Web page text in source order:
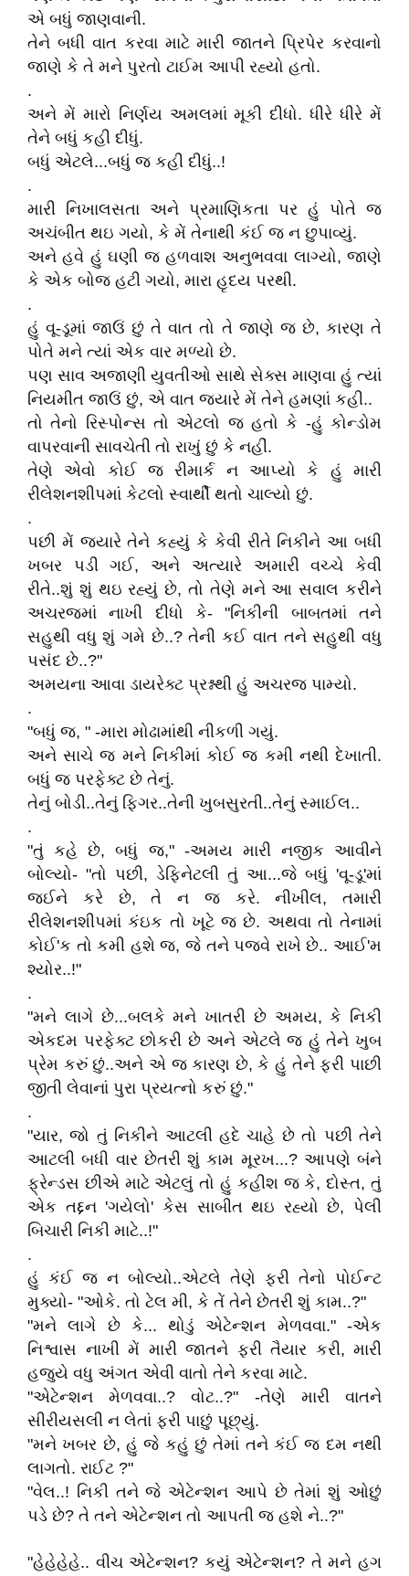
એ બધું જાણવાની.
તેને બધી વાત કરવા માટે મારી જાતને પ્રિપેર કરવાનો
જાણે કે તે મને પુરતો ટાઈમ આપી રહ્યો હતો.
.
અને મેં મારો નિર્ણય અમલમાં મૂકી દીધો. ધીરે ધીરે મેં
તેને બધું કહી દીધું.
બધું એટલે...બધું જ કહી દીધું..!
.
મારી નિખાલસતા અને પ્રમાણિકતા પર હું પોતે જ
અચંબીત થઇ ગયો, કે મેં તેનાથી કંઈ જ ન છુપાવ્યું.
અને હવે હું ઘણી જ હળવાશ અનુભવવા લાગ્યો, જાણે
કે એક બોજ હટી ગયો, મારા હૃદય પરથી.
.
હું વૂ-ડૂમાં જાઉં છું તે વાત તો તે જાણે જ છે, કારણ તે
પોતે મને ત્યાં એક વાર મળ્યો છે.
પણ સાવ અજાણી યુવતીઓ સાથે સેક્સ માણવા હું ત્યાં
નિયમીત જાઉં છું, એ વાત જ્યારે મેં તેને હમણાં કહી..
તો તેનો રિસ્પોન્સ તો એટલો જ હતો કે -હું કોન્ડોમ
વાપરવાની સાવચેતી તો રાખું છું કે નહીં.
તેણે એવો કોઈ જ રીમાર્ક ન આપ્યો કે હું મારી
રીલેશનશીપમાં કેટલો સ્વાર્થી થતો ચાલ્યો છું.
.
પછી મેં જયારે તેને કહ્યું કે કેવી રીતે નિકીને આ બધી
ખબર પડી ગઈ, અને અત્યારે અમારી વચ્ચે કેવી
રીતે..શું શું થઇ રહ્યું છે, તો તેણે મને આ સવાલ કરીને
અચરજમાં નાખી દીધો કે- "નિકીની બાબતમાં તને
સહુથી વધુ શું ગમે છે..? તેની કઈ વાત તને સહુથી વધુ
પસંદ છે..?"
અમયના આવા ડાયરેક્ટ પ્રશ્નથી હું અચરજ પામ્યો.
.
"બધું જ, " -મારા મોઢામાંથી નીકળી ગયું.
અને સાચે જ મને નિકીમાં કોઈ જ કમી નથી દેખાતી.
બધું જ પરફેક્ટ છે તેનું.
તેનું બોડી..તેનું ફિગર..તેની ખુબસુરતી..તેનું સ્માઈલ..
.
"તું કહે છે, બધું જ," -અમય મારી નજીક આવીને
બોલ્યો- "તો પછી, ડેફિનેટલી તું આ...જે બધું 'વૂ-ડૂ'માં
જઈને કરે છે, તે ન જ કરે. નીખીલ, તમારી
રીલેશનશીપમાં કંઇક તો ખૂટે જ છે. અથવા તો તેનામાં
કોઈ'ક તો કમી હશે જ, જે તને પજવે રાખે છે.. આઈ'મ
શ્યોર..!"
.
"મને લાગે છે...બલકે મને ખાતરી છે અમય, કે નિકી
એકદમ પરફેક્ટ છોકરી છે અને એટલે જ હું તેને ખુબ
પ્રેમ કરું છું..અને એ જ કારણ છે, કે હું તેને ફરી પાછી
જીતી લેવાનાં પુરા પ્રયત્નો કરું છું."
.
"યાર, જો તું નિકીને આટલી હદે ચાહે છે તો પછી તેને
આટલી બધી વાર છેતરી શું કામ મૂરખ...? આપણે બંને
ફ્રેન્ડસ છીએ માટે એટલું તો હું કહીશ જ કે, દોસ્ત, તું
એક તદ્દન 'ગયેલો' કેસ સાબીત થઇ રહ્યો છે, પેલી
બિચારી નિકી માટે..!"
.
હું કંઈ જ ન બોલ્યો..એટલે તેણે ફરી તેનો પોઈન્ટ
મુક્યો- "ઓકે. તો ટેલ મી, કે તેં તેને છેતરી શું કામ..?"
"મને લાગે છે કે... થોડું એટેન્શન મેળવવા." -એક
નિશ્વાસ નાખી મેં મારી જાતને ફરી તૈયાર કરી, મારી
હજુયે વધુ અંગત એવી વાતો તેને કરવા માટે.
"એટેન્શન મેળવવા..? વોટ..?" -તેણે મારી વાતને
સીરીયસલી ન લેતાં ફરી પાછું પૂછ્યું.
"મને ખબર છે, હું જે કહું છું તેમાં તને કંઈ જ દમ નથી
લાગતો. રાઈટ ?"
"વેલ..! નિકી તને જે એટેન્શન આપે છે તેમાં શું ઓછું
પડે છે? તે તને એટેન્શન તો આપતી જ હશે ને..?"
"હેહેહેહે.. વીચ એટેન્શન? કયું એટેન્શન? તે મને હગ